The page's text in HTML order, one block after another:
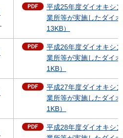
平成25年度ダイオキシ
業所等が実施したダイ
13KB）
平成26年度ダイオキシ
業所等が実施したダイ
1KB）
平成27年度ダイオキシ
業所等が実施したダイ
1KB）
平成28年度ダイオキシ